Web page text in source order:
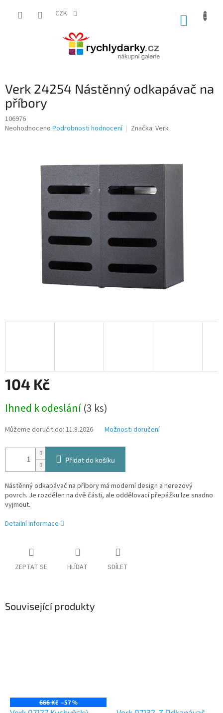
CZK
Verk 24254 Nástěnný odkapávač na
příbory
106976
Průměrné
Neohodnoceno Podrobnosti hodnocení Značka: Verk
104 Kč
cena:
Ihned k odeslání(3 ks)
Můžeme doručit do: 11.8.2026 Možnosti doručení
Přidat do košíku
Nástěnný odkapávač na příbory má moderní design a nerezový
povrch. Je rozdělen na dvě části, ale oddělovací přepážku lze snadno
vyjmout.
Detailní informace
ZEPTAT SE HLÍDAT SDÍLET
Související produkty
666 Kč –57 %